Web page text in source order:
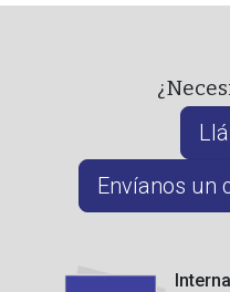
Envíanos un